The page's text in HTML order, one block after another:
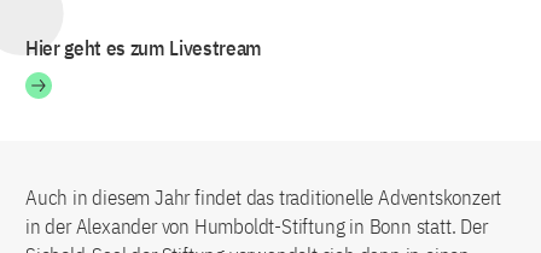
Hier geht es zum Livestream
Auch in diesem Jahr findet das traditionelle Adventskonzert
in der Alexander von Humboldt-Stiftung in Bonn statt. Der